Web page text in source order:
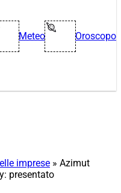
Meteo Oroscopo
imprese » Azimut
presentato